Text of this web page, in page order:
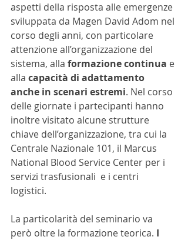
aspetti della risposta alle emergenze
sviluppata da Magen David Adom nel
corso degli anni, con particolare
attenzione all’organizzazione del
sistema, alla formazione continua e
alla capacità di adattamento
anche in scenari estremi. Nel corso
delle giornate i partecipanti hanno
inoltre visitato alcune strutture
chiave dell’organizzazione, tra cui la
Centrale Nazionale 101, il Marcus
National Blood Service Center per i
servizi trasfusionali  e i centri
logistici.
La particolarità del seminario va
però oltre la formazione teorica. I